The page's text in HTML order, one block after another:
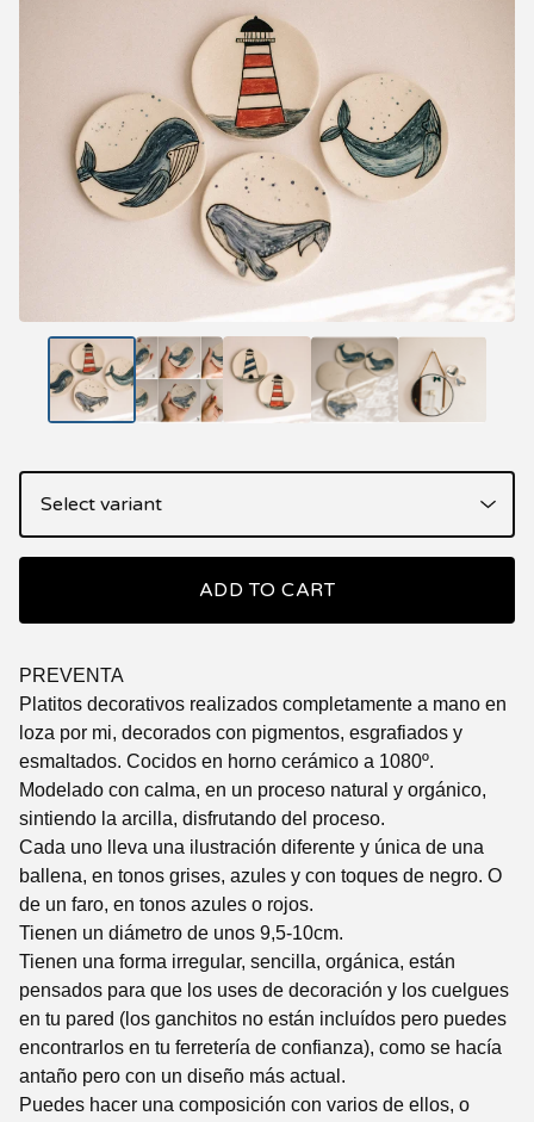
ADD TO CART
PREVENTA
Platitos decorativos realizados completamente a mano en
loza por mi, decorados con pigmentos, esgrafiados y
esmaltados. Cocidos en horno cerámico a 1080º.
Modelado con calma, en un proceso natural y orgánico,
sintiendo la arcilla, disfrutando del proceso.
Cada uno lleva una ilustración diferente y única de una
ballena, en tonos grises, azules y con toques de negro. O
de un faro, en tonos azules o rojos.
Tienen un diámetro de unos 9,5-10cm.
Tienen una forma irregular, sencilla, orgánica, están
pensados para que los uses de decoración y los cuelgues
en tu pared (los ganchitos no están incluídos pero puedes
encontrarlos en tu ferretería de confianza), como se hacía
antaño pero con un diseño más actual.
Puedes hacer una composición con varios de ellos, o